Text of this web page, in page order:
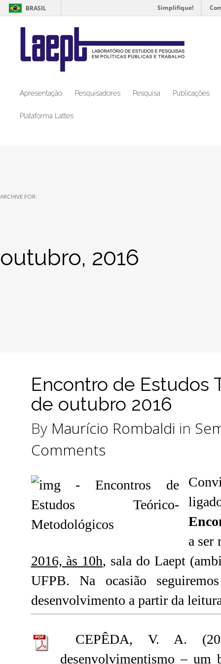
BRASIL Simplifique!
Apresentação Pesquisadores Pesquisa Publicações
Plataforma Lattes
ARCHIVE FOR:
outubro, 2016
Encontro de Estudos
de outubro 2016
By Maurício Rombaldi in
Comments
a ser
2016, às 10h, sala do Laept
UFPB. Na ocasião
desenvolvimento a partir da
CEPÊDA, V. A.
desenvolvimentismo – um